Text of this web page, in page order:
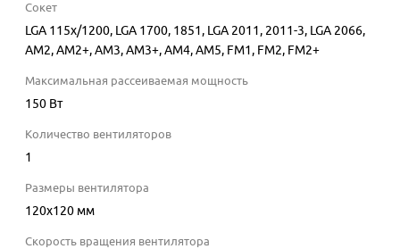
Сокет
LGA 115x/1200, LGA 1700, 1851, LGA 2011, 2011-3, LGA 2066,
AM2, AM2+, AM3, AM3+, AM4, AM5, FM1, FM2, FM2+
Максимальная рассеиваемая мощность
150 Вт
Количество вентиляторов
1
Размеры вентилятора
120x120 мм
Скорость вращения вентилятора